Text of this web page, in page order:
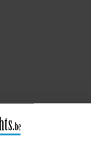
1183030